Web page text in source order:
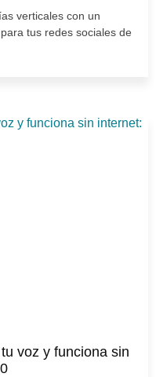
verticales con un
tus redes sociales de
voz y funciona sin